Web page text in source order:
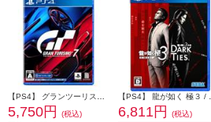
5,750円
(税込)
6,811円
(税込)